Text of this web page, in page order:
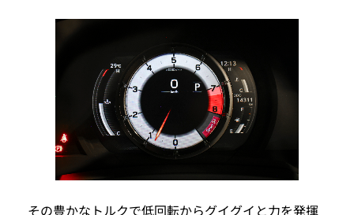
その豊かなトルクで低回転からグイグイと力を発揮